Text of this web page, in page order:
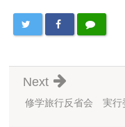
修学旅行反省会 実行
Next